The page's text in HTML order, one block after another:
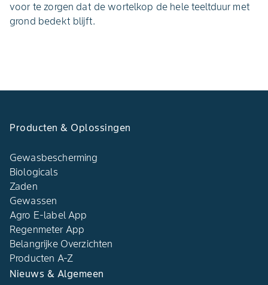
voor te zorgen dat de wortelkop de hele teeltduur met
grond bedekt blijft.
Producten & Oplossingen
Gewasbescherming
Biologicals
Zaden
Gewassen
Agro E-label App
Regenmeter App
Belangrijke Overzichten
Producten A-Z
Nieuws & Algemeen